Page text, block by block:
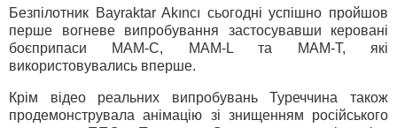
Безпілотник Bayraktar Akıncı сьогодні успішно пройшов
перше вогневе випробування застосувавши керовані
боєприпаси MAM-C, MAM-L та MAM-T, які
використовувались вперше.
Крім відео реальних випробувань Туреччина також
продемонструвала анімацію зі знищенням російського